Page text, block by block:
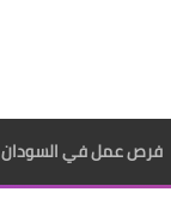
فرص عمل في السودان